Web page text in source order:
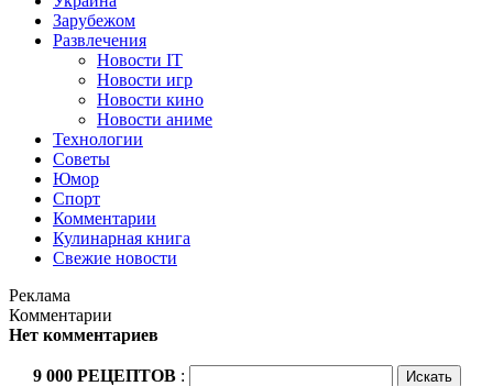
Зарубежом
Развлечения
Новости IT
Новости игр
Новости кино
Новости аниме
Технологии
Советы
Юмор
Спорт
Комментарии
Кулинарная книга
Свежие новости
Реклама
Комментарии
Нет комментариев
9 000 РЕЦЕПТОВ :